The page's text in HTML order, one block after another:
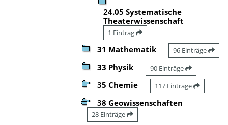
24.05 Systematische
Theaterwissenschaft
1 Eintrag
31 Mathematik 96 Einträge
33 Physik 90 Einträge
35 Chemie 117 Einträge
38 Geowissenschaften
28 Einträge